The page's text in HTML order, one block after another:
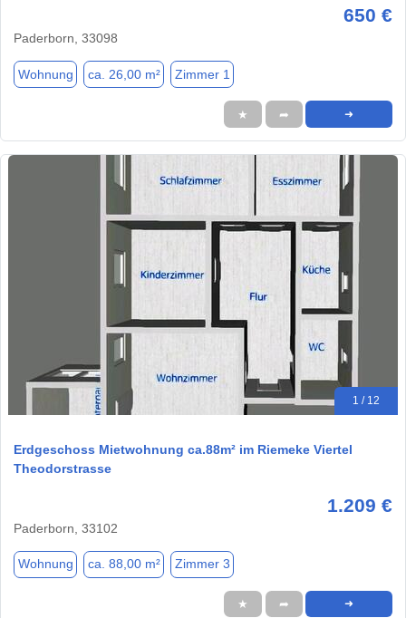
650 €
Paderborn, 33098
Wohnung ca. 26,00 m² Zimmer 1
★ ➦ ➜
1 / 12
Erdgeschoss Mietwohnung ca.88m² im Riemeke Viertel
Theodorstrasse
1.209 €
Paderborn, 33102
Wohnung ca. 88,00 m² Zimmer 3
★ ➦ ➜